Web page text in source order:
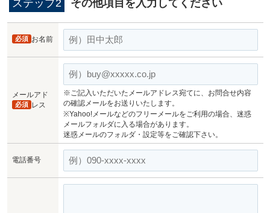
ステップ2 その他項目を入力してください
お名前
必須
メールアド
レス
必須
※ご記入いただいたメールアドレス宛てに、お問合せ内容
の確認メールをお送りいたします。
※Yahoo!メールなどのフリーメールをご利用の場合、迷惑
メールフォルダに入る場合があります。
迷惑メールのフォルダ・設定等をご確認下さい。
電話番号